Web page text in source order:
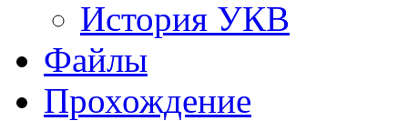
История УКВ
Файлы
Прохождение